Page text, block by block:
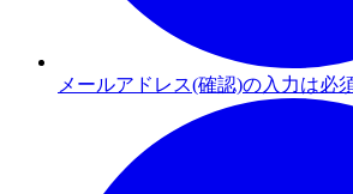
メールアドレス(確認)の入力は必